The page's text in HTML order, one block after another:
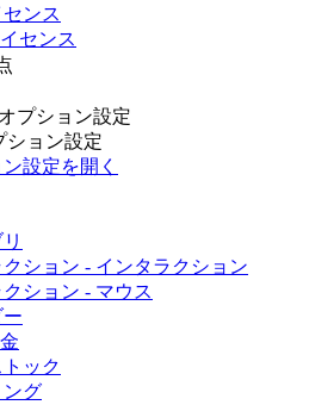
ンス
センス
プション設定
ション設定
設定を開く
ション - インタラクション
ション - マウス
ック
ング